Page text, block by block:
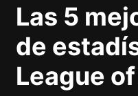
Las 5
de
League